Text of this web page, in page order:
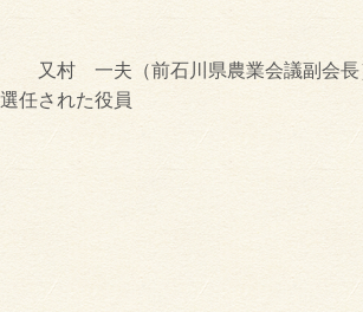
一夫（前石川県農業会議副会長
された役員